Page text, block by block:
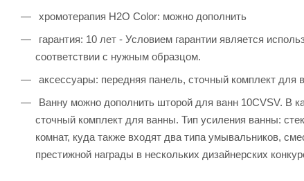
хромотерапия H2O Color: можно дополнить
гарантия: 10 лет - Условием гарантии является
соответствии с нужным образцом.
аксессуары: передняя панель, сточный комплект для
Ванну можно дополнить шторой для ванн 10CVSV. В
сточный комплект для ванны. Тип усиления ванны:
комнат, куда также входят два типа умывальников,
престижной награды в нескольких дизайнерских